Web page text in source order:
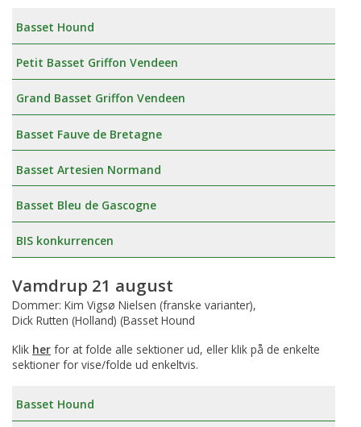
Basset Hound
Petit Basset Griffon Vendeen
Grand Basset Griffon Vendeen
Basset Fauve de Bretagne
Basset Artesien Normand
Basset Bleu de Gascogne
BIS konkurrencen
Vamdrup 21 august
Dommer: Kim Vigsø Nielsen (franske varianter),
Dick Rutten (Holland) (Basset Hound
Klik her for at folde alle sektioner ud, eller klik på de enkelte
sektioner for vise/folde ud enkeltvis.
Basset Hound